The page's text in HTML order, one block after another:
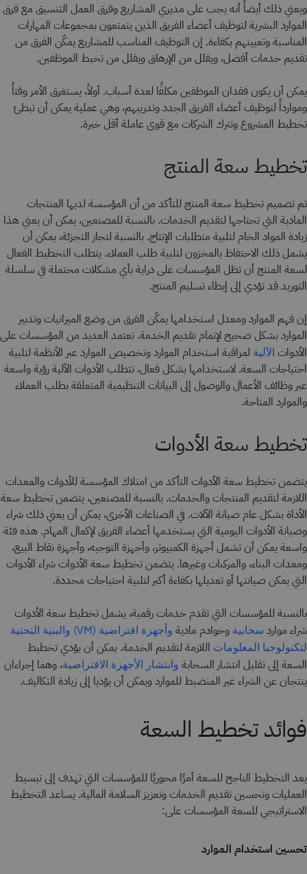
ويعني ذلك أيضاً أنه يجب على مديري المشاريع وفرق العمل التنسيق مع فرق
الموارد البشرية لتوظيف أعضاء الفريق الذين يتمتعون بمجموعات المهارات
المناسبة وتعيينهم بكفاءة. إن التوظيف المناسب للمشاريع يمكّن الفرق من
تقديم خدمات أفضل، ويقلل من الإرهاق ويقلل من تخبط الموظفين.
يمكن أن يكون فقدان الموظفين مكلفًا لعدة أسباب. أولاً، يستغرق الأمر وقتاً
وموارداً لتوظيف أعضاء الفريق الجدد وتدريبهم، وهي عملية يمكن أن تبطئ
تخطيط المشروع وتترك الشركات مع قوى عاملة أقل خبرة.
تخطيط سعة المنتج
تم تصميم تخطيط سعة المنتج للتأكد من أن المؤسسة لديها المنتجات
المادية التي تحتاجها لتقديم الخدمات. بالنسبة للمصنعين، يمكن أن يعني هذا
زيادة المواد الخام لتلبية متطلبات الإنتاج. بالنسبة لتجار التجزئة، يمكن أن
يشمل ذلك الاحتفاظ بالمخزون لتلبية طلب العملاء. يتطلب التخطيط الفعال
لسعة المنتج أن تظل المؤسسات على دراية بأي مشكلات محتملة في سلسلة
التوريد قد تؤدي إلى إبطاء تسليم المنتج.
إن فهم الموارد ومعدل استخدامها يمكّن الفرق من وضع الميزانيات وتدبير
الموارد بشكل صحيح لإتمام تقديم الخدمة. تعتمد العديد من المؤسسات على
الأدوات الآلية لمراقبة استخدام الموارد وتخصيص الموارد عبر الأنظمة لتلبية
احتياجات السعة. لاستخدامها بشكل فعال، تتطلب الأدوات الآلية رؤية واسعة
عبر وظائف الأعمال والوصول إلى البيانات التنظيمية المتعلقة بطلب العملاء
والموارد المتاحة.
تخطيط سعة الأدوات
يتضمن تخطيط سعة الأدوات التأكد من امتلاك المؤسسة للأدوات والمعدات
اللازمة لتقديم المنتجات والخدمات. بالنسبة للمصنعين، يتضمن تخطيط سعة
الأداة بشكل عام صيانة الآلات. في الصناعات الأخرى، يمكن أن يعني ذلك شراء
وصيانة الأدوات اليومية التي يستخدمها أعضاء الفريق لإكمال المهام. هذه فئة
واسعة يمكن أن تشمل أجهزة الكمبيوتر، وأجهزة التوجيه، وأجهزة نقاط البيع،
ومعدات البناء، والمركبات وغيرها. يتضمن تخطيط سعة الأدوات شراء الأدوات
التي يمكن صيانتها أو تعديلها بكفاءة أكبر لتلبية احتياجات محددة.
بالنسبة للمؤسسات التي تقدم خدمات رقمية، يشمل تخطيط سعة الأدوات
شراء موارد سحابية وخوادم مادية وأجهزة افتراضية (VM)
والبنية التحتية
لتكنولوجيا المعلومات اللازمة لتقديم الخدمة. يمكن أن يؤدي تخطيط
السعة إلى تقليل انتشار السحابة وانتشار الأجهزة الافتراضية، وهما إجراءان
ينتجان عن الشراء غير المنضبط للموارد ويمكن أن يؤديا إلى زيادة التكاليف.
فوائد تخطيط السعة
يعد التخطيط الناجح للسعة أمرًا محوريًا للمؤسسات التي تهدف إلى تبسيط
العمليات وتحسين تقديم الخدمات وتعزيز السلامة المالية. يساعد التخطيط
الاستراتيجي للسعة المؤسسات على:
تحسين استخدام الموارد